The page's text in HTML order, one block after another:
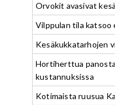
Orvokit avasivat
Vilppulan tila katsoo
Kesäkukkatarhojen
Hortiherttua
kustannuksissa
Kotimaista ruusua